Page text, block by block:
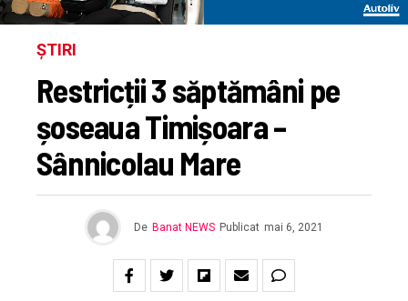
ȘTIRI
Restricții 3 săptămâni pe
șoseaua Timișoara –
Sânnicolau Mare
De Banat NEWS Publicat mai 6, 2021